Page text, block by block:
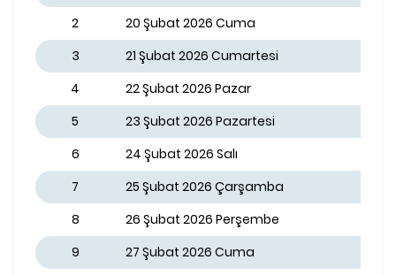
2
20 Şubat 2026 Cuma
3
21 Şubat 2026 Cumartesi
4
22 Şubat 2026 Pazar
5
23 Şubat 2026 Pazartesi
6
24 Şubat 2026 Salı
7
25 Şubat 2026 Çarşamba
8
26 Şubat 2026 Perşembe
9
27 Şubat 2026 Cuma